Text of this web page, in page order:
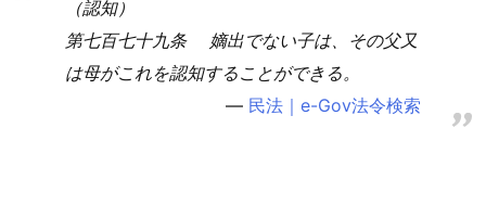
（認知）
第七百七十九条 嫡出でない子は、その父又
は母がこれを認知することができる。
民法｜e-Gov法令検索